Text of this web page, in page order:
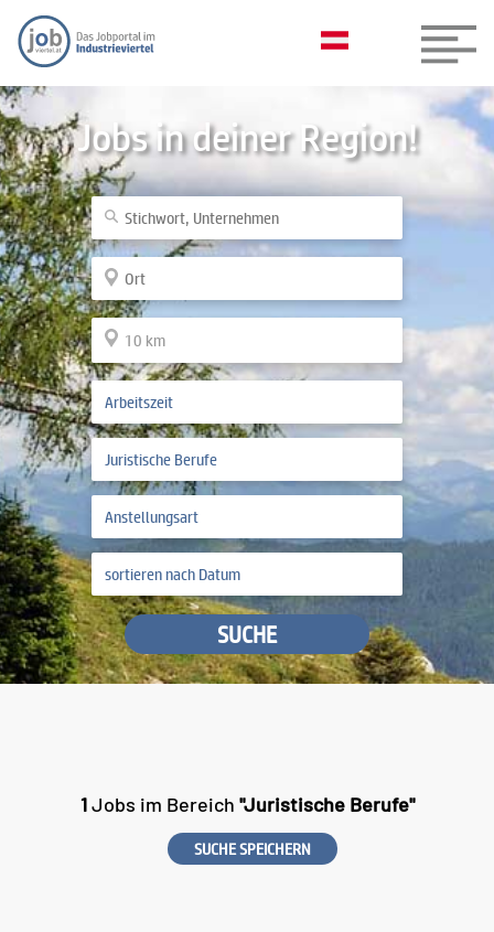
Jobs in deiner Region!
SUCHE
1Jobs im Bereich "Juristische Berufe"
SUCHE SPEICHERN